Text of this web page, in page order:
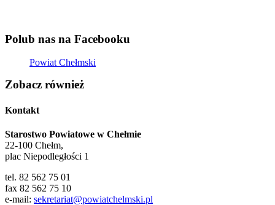
Polub nas na Facebooku
Powiat Chełmski
Zobacz również
Kontakt
Starostwo Powiatowe w Chełmie
22-100 Chełm,
plac Niepodległości 1
tel. 82 562 75 01
fax 82 562 75 10
e-mail: sekretariat@powiatchelmski.pl